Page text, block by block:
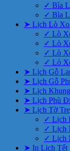
✓ Bìa
✓ Bìa
➤ Lịch Lò
✓ Lò
✓ Lò
✓ Lò
✓ Lò
➤ Lịch Gỗ
➤ Lịch Gỗ
➤ Lịch
➤ Lịch Phù
➤ Lịch Tờ
✓ Lịch
✓ Lịch
✓ Lịch
➤ In Lịch Tết